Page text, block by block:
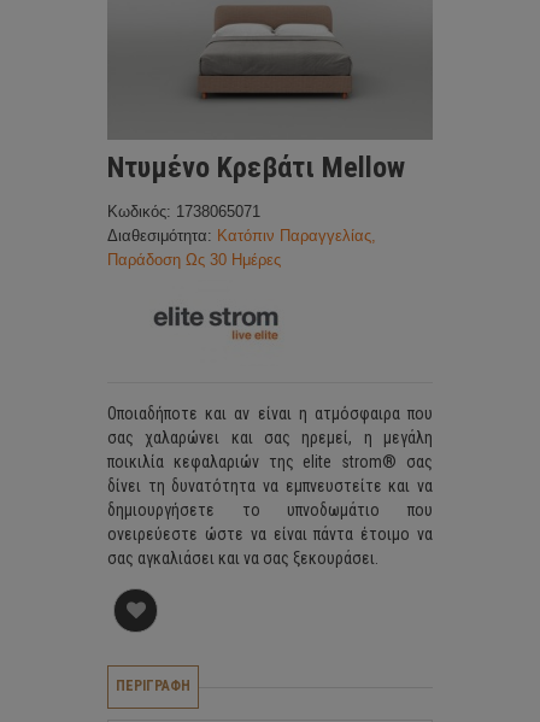
Ντυμένο Κρεβάτι Mellow
Κωδικός: 1738065071
Διαθεσιμότητα: Κατόπιν Παραγγελίας,
Παράδοση Ως 30 Ημέρες
Οποιαδήποτε και αν είναι η ατμόσφαιρα που
σας χαλαρώνει και σας ηρεμεί, η μεγάλη
ποικιλία κεφαλαριών της elite strom® σας
δίνει τη δυνατότητα να εμπνευστείτε και να
δημιουργήσετε το υπνοδωμάτιο που
ονειρεύεστε ώστε να είναι πάντα έτοιμο να
σας αγκαλιάσει και να σας ξεκουράσει.
ΠΕΡΙΓΡΑΦΗ